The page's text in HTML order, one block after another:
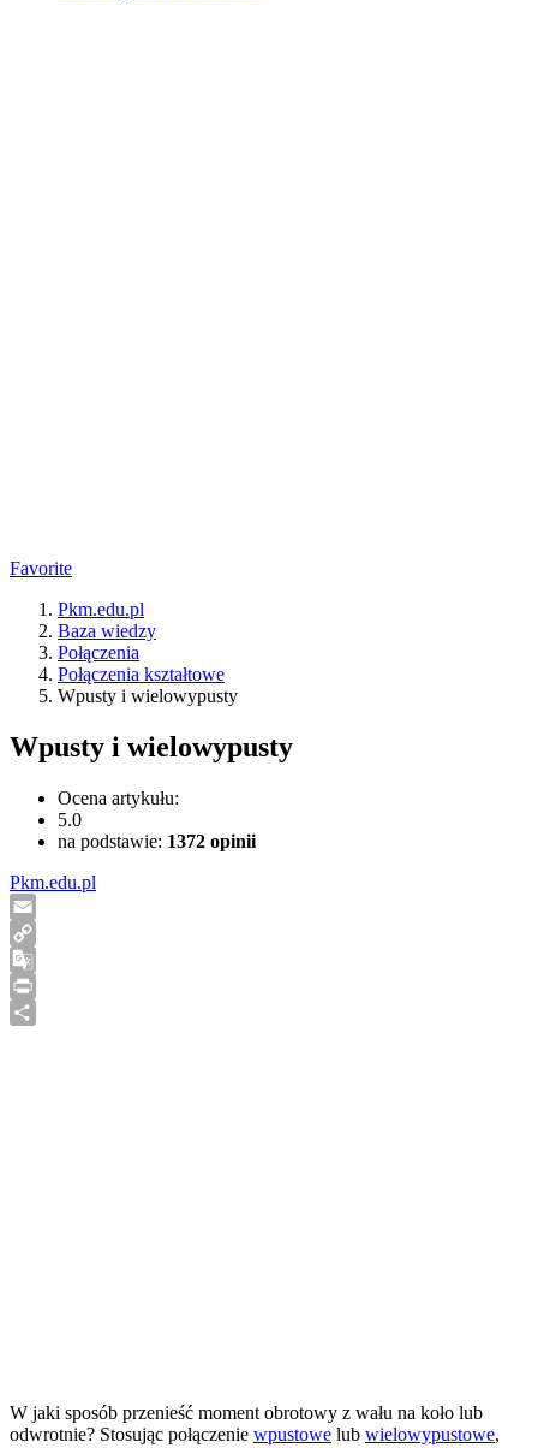
Favorite
Pkm.edu.pl
Baza wiedzy
Połączenia
Połączenia kształtowe
Wpusty i wielowypusty
Wpusty i wielowypusty
Ocena artykułu:
5.0
na podstawie: 1372 opinii
Pkm.edu.pl
Email
Copy
Link
Google
Translate
Print
W jaki sposób przenieść moment obrotowy z wału na koło lub
odwrotnie? Stosując połączenie wpustowe lub wielowypustowe,